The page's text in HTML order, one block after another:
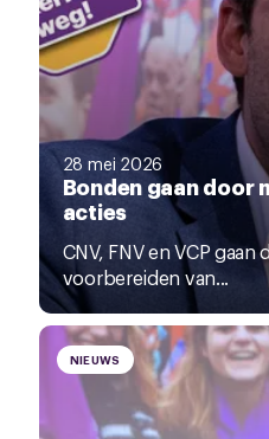
28 mei 2026
Bonden gaan door
acties
CNV, FNV en VCP
voorbereiden van...
NIEUWS